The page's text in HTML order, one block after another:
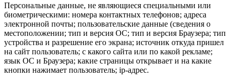
Персональные данные, не являющиеся специальными или
биометрическими: номера контактных телефонов; адреса
электронной почты; пользовательские данные (сведения о
местоположении; тип и версия ОС; тип и версия Браузера; тип
устройства и разрешение его экрана; источник откуда пришел
на сайт пользователь; с какого сайта или по какой рекламе;
язык ОС и Браузера; какие страницы открывает и на какие
кнопки нажимает пользователь; ip-адрес.